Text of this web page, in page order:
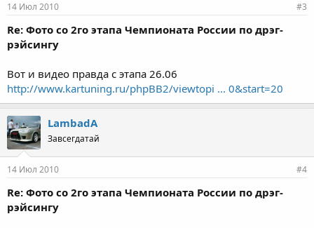
14 Июл 2010 #3
Re: Фото со 2го этапа Чемпионата России по дрэг-
рэйсингу
Вот и видео правда с этапа 26.06
http://www.kartuning.ru/phpBB2/viewtopi ... 0&start=20
LambadA
Завсегдатай
14 Июл 2010 #4
Re: Фото со 2го этапа Чемпионата России по дрэг-
рэйсингу